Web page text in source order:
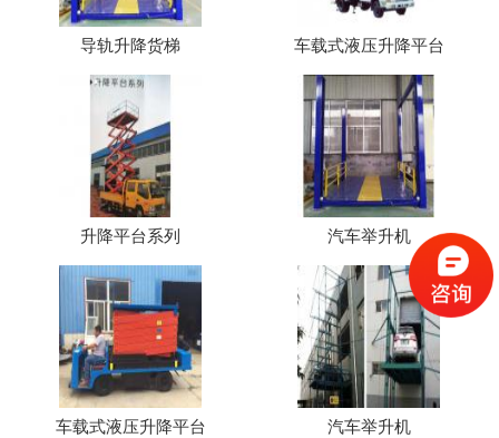
导轨升降货梯 车载式液压升降平台
升降平台系列 汽车举升机
车载式液压升降平台 汽车举升机